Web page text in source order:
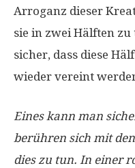
Arroganz dieser
sie in zwei Hälften
sicher, dass diese
wieder vereint
Eines kann man
berühren sich mit
dies zu tun. In einer